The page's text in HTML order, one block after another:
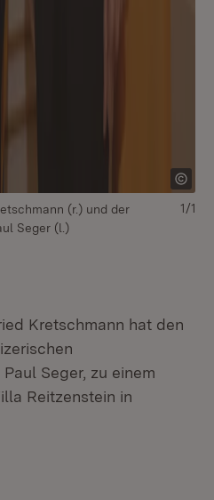
(r.) und der
Seger (l.)
1/1
Kretschmann hat den
Seger, zu einem
Reitzenstein in